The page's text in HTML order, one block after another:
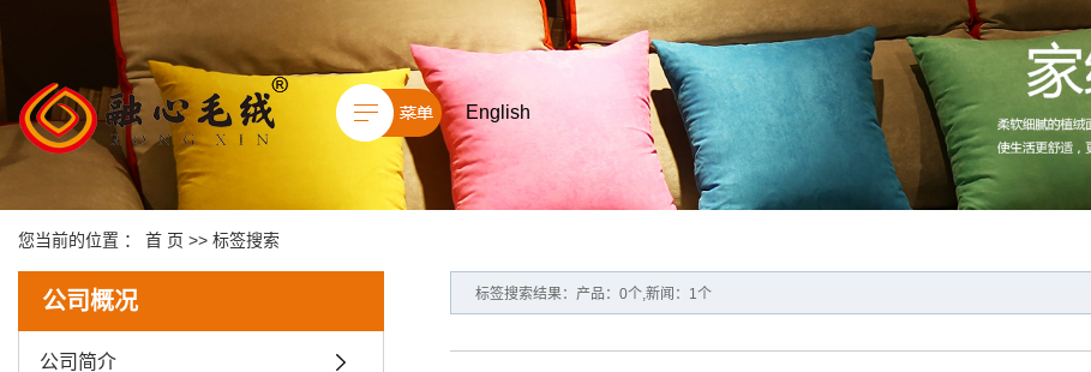
English
您当前的位置 ： 首 页 >> 标签搜索
公司概况
公司简介
标签搜索结果：产品：0个,新闻：1个